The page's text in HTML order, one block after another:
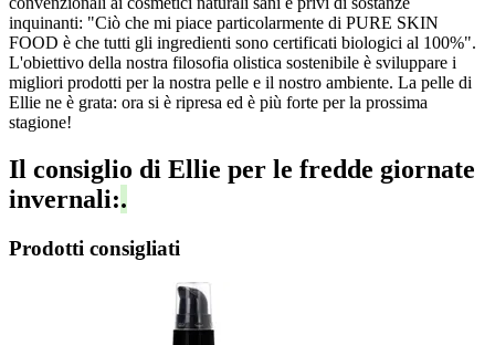
inquinanti: "Ciò che mi piace particolarmente di PURE SKIN
FOOD è che tutti gli ingredienti sono certificati biologici al 100%".
L'obiettivo della nostra filosofia olistica sostenibile è sviluppare i
migliori prodotti per la nostra pelle e il nostro ambiente. La pelle di
Ellie ne è grata: ora si è ripresa ed è più forte per la prossima
stagione!
Il consiglio di Ellie per le fredde giornate
invernali:.
Prodotti consigliati